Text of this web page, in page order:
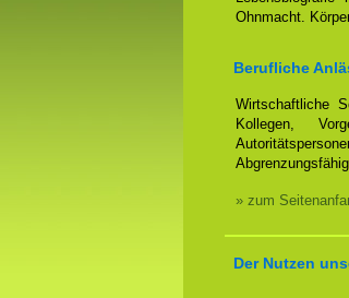
Ohnmacht.
Berufliche
Wirtschaftliche
Kollegen,
» zum
Der Nutzen